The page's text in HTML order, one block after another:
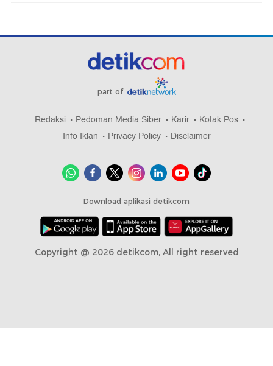
part of
Redaksi Pedoman Media Siber Karir
Kotak Pos
Info Iklan
Privacy Policy Disclaimer
Download aplikasi detikcom
Copyright @ 2026 detikcom, All right reserved